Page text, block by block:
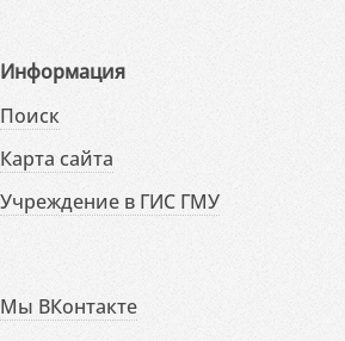
Информация
Поиск
Карта сайта
Учреждение в ГИС ГМУ
Мы ВКонтакте